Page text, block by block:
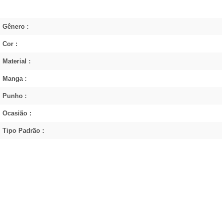
Gênero :
Cor :
Material :
Manga :
Punho :
Ocasião :
Tipo Padrão :